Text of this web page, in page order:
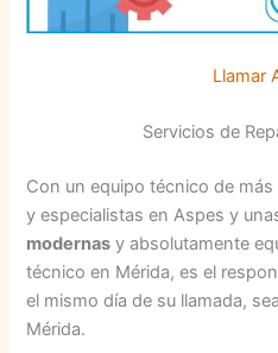
Llamar
Servicios de
Con un equipo técnico de
y especialistas en Aspes y
modernas y absolutamente
técnico en Mérida, es el
el mismo día de su llamada,
Mérida.